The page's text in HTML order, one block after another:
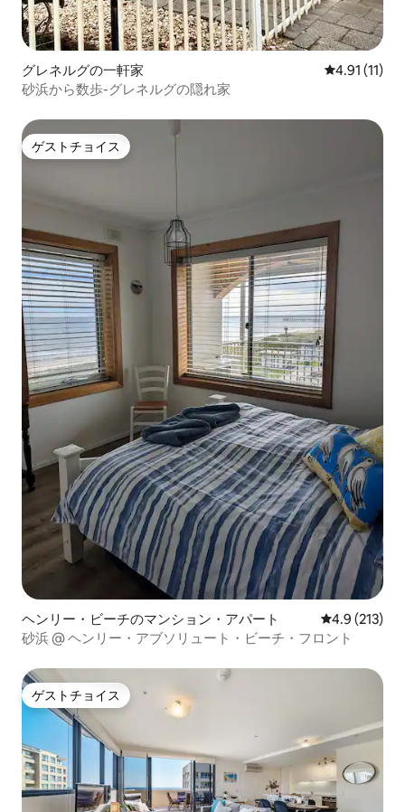
グレネルグの一軒家 レビュー11
4.91 (11)
砂浜から数歩-グレネルグの隠れ家
ゲストチョイス
ゲストチョイス
ヘンリー・ビーチのマンション・アパート レビュー213
4.9 (213)
砂浜 @ ヘンリー・アブソリュート・ビーチ・フロント
ゲストチョイス
ゲストチョイス